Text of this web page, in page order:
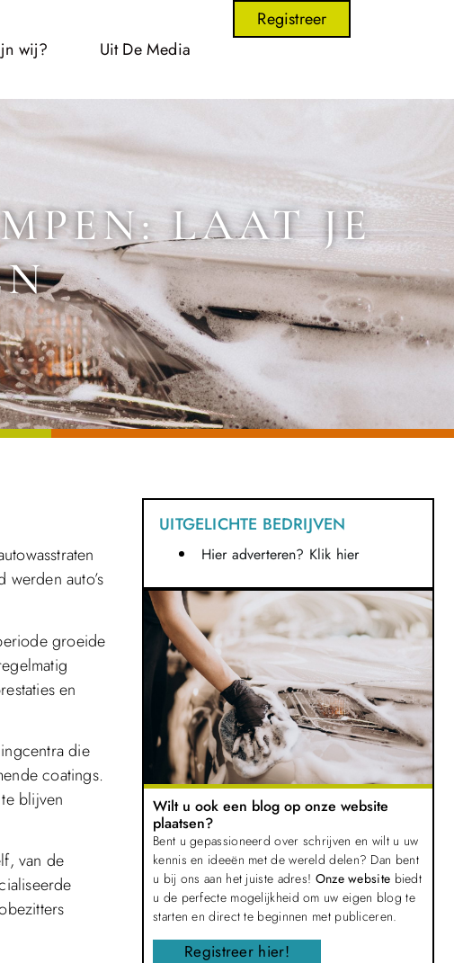
wij? Uit De Media
Registreer
LAAT JE
auto’s
groeide
en
die
coatings.
blijven
van de
UITGELICHTE BEDRIJVEN
Hier adverteren? Klik hier
Wilt u ook een blog op onze website
plaatsen?
Bent u gepassioneerd over schrijven en wilt u uw
kennis en ideeën met de wereld delen? Dan bent
u bij ons aan het juiste adres! Onze website biedt
u de perfecte mogelijkheid om uw eigen blog te
starten en direct te beginnen met publiceren.
Registreer hier!